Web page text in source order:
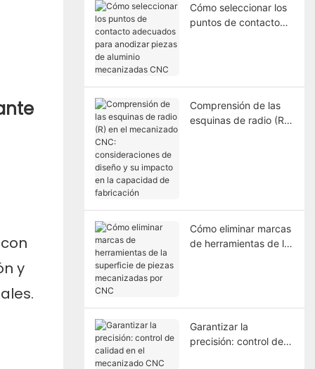
y
Cómo seleccionar los
puntos de contacto
Comprensión de las
esquinas de radio (R)
fabricación
Cómo eliminar marcas
de herramientas de la
Garantizar la
precisión: control de